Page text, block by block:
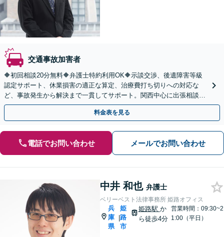
交通事故加害者
🔶初回相談20分無料🔶弁護士特約利用OK🔶示談交渉、後遺障害等級
認定サポート、休業損害の適正な算定、治療費打ち切りへの対応な
ど、事故発生から解決まで一貫してサポート。関西中心に出張相談も
対応【オンライン相談OK】【三ノ宮駅6分】
料金表を見る
電話でお問い合わせ メールでお問い合わせ
中井 和也 弁護士
ベリーベスト法律事務所 姫路オフィス
兵
庫
県
|
姫
路
市
姫路駅 か
ら徒歩4分
営業時間：09:30~2
1:00（平日）